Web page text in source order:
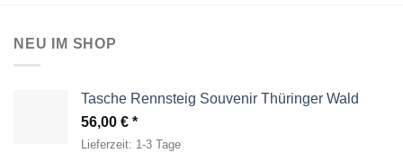
NEU IM SHOP
Tasche Rennsteig Souvenir Thüringer Wald
56,00 €
Lieferzeit: 1-3 Tage